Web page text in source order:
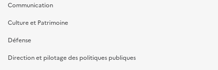
Communication
Culture et Patrimoine
Défense
Direction et pilotage des politiques publiques